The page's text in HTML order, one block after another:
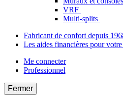
VRF
Multi-splits
Fabricant de confort depuis
Les aides financières pour
Me connecter
Professionnel
Fermer